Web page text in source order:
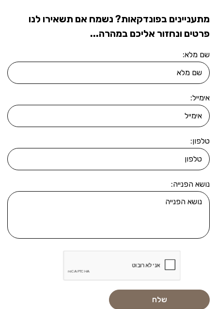
מתעניינים בפונדקאות? נשמח אם תשאירו לנו
פרטים ונחזור אליכם במהרה...
שם מלא:
אימייל:
טלפון:
נושא הפנייה: